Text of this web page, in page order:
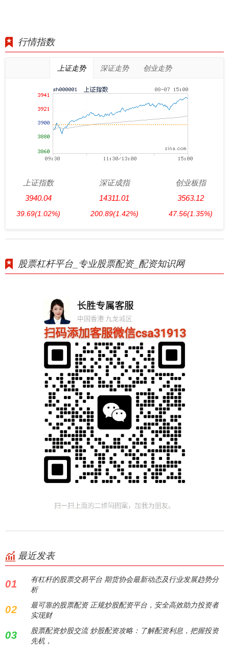
行情指数
上证走势 深证走势 创业走势
上证指数
3940.04
39.69(1.02%)
深证成指
14311.01
200.89(1.42%)
创业板指
3563.12
47.56(1.35%)
股票杠杆平台_专业股票配资_配资知识网
最近发表
01
有杠杆的股票交易平台 期货协会最新动态及行业发展趋势分
析
02
最可靠的股票配资 正规炒股配资平台，安全高效助力投资者
实现财
03
股票配资炒股交流 炒股配资攻略：了解配资利息，把握投资
先机，